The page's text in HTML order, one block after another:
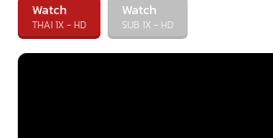
Watch
THAI 1X - HD
Watch
SUB 1X - HD